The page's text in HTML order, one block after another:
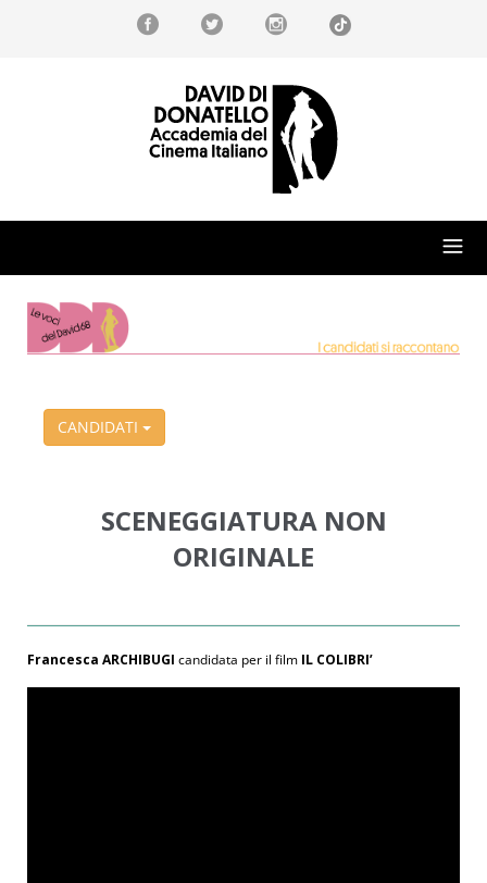
CANDIDATI
SCENEGGIATURA NON
ORIGINALE
Francesca ARCHIBUGI candidata per il film IL COLIBRI’